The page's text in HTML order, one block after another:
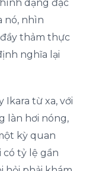
dạng đặc
nó, nhìn
thảm thực
nghĩa lại
Ikara từ xa, với
làn hơi nóng,
kỳ quan
có tỷ lệ gần